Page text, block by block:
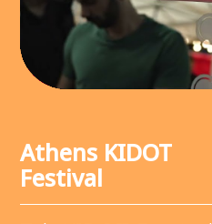
Athens KIDOT
Festival